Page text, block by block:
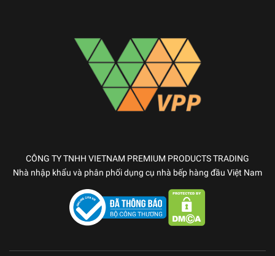
CÔNG TY TNHH VIETNAM PREMIUM PRODUCTS TRADING
Nhà nhập khẩu và phân phối dụng cụ nhà bếp hàng đầu Việt Nam